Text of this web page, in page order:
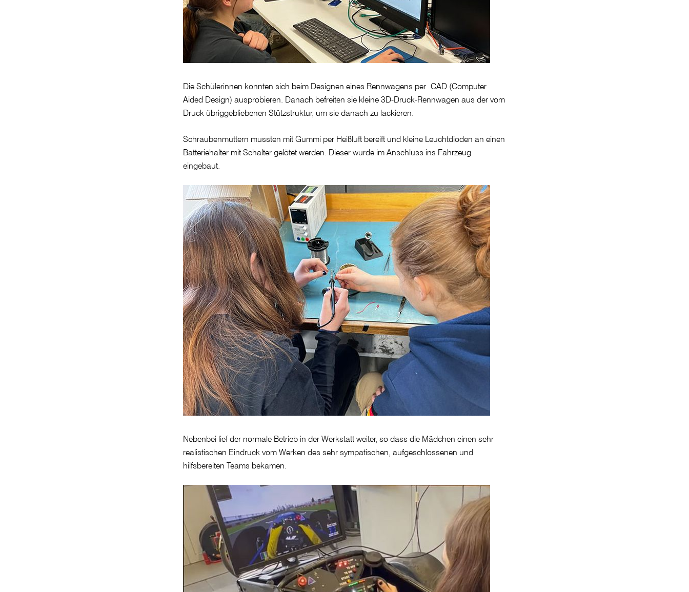
Die Schülerinnen konnten sich beim Designen eines Rennwagens per CAD (Computer
Aided Design) ausprobieren. Danach befreiten sie kleine 3D-Druck-Rennwagen aus der vom
Druck übriggebliebenen Stützstruktur, um sie danach zu lackieren.
Schraubenmuttern mussten mit Gummi per Heißluft bereift und kleine Leuchtdioden an einen
Batteriehalter mit Schalter gelötet werden. Dieser wurde im Anschluss ins Fahrzeug
eingebaut.
Nebenbei lief der normale Betrieb in der Werkstatt weiter, so dass die Mädchen einen sehr
realistischen Eindruck vom Werken des sehr sympatischen, aufgeschlossenen und
hilfsbereiten Teams bekamen.